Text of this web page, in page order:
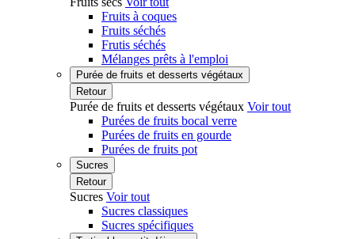
Fruits à coques
Fruits séchés
Frutis séchés
Mélanges prêts à l'emploi
Purée de fruits et desserts végétaux
Retour
Purée de fruits et desserts végétaux Voir tout
Purées de fruits bocal verre
Purées de fruits en gourde
Purées de fruits pot
Sucres
Retour
Sucres Voir tout
Sucres classiques
Sucres spécifiques